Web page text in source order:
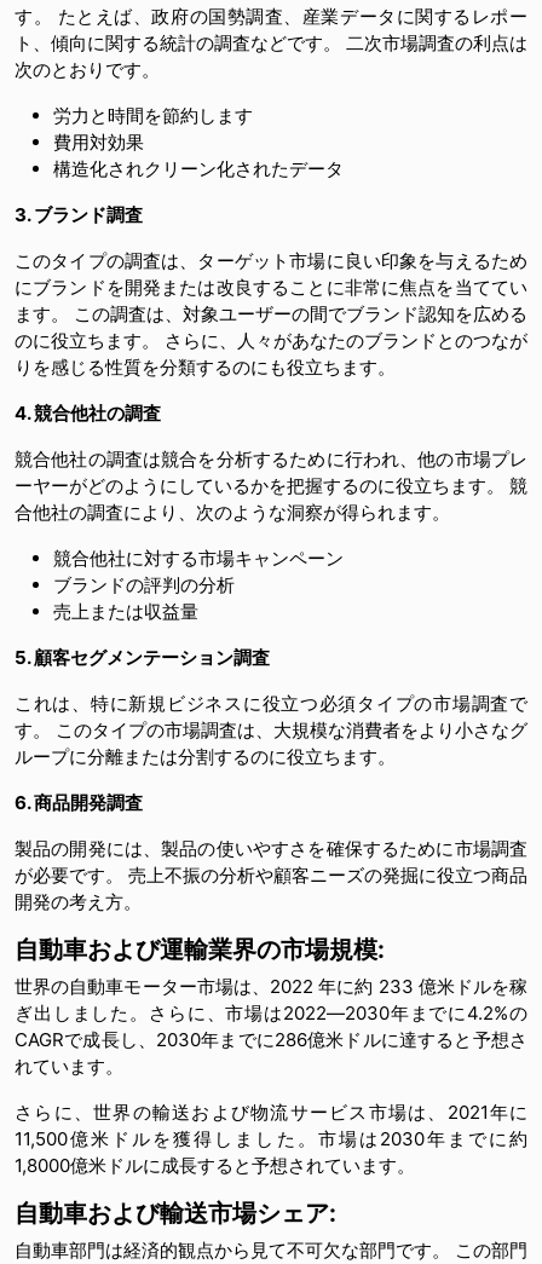
す。 たとえば、政府の国勢調査、産業データに関するレポー
ト、傾向に関する統計の調査などです。 二次市場調査の利点は
次のとおりです。
労力と時間を節約します
費用対効果
構造化されクリーン化されたデータ
3. ブランド調査
このタイプの調査は、ターゲット市場に良い印象を与えるため
にブランドを開発または改良することに非常に焦点を当ててい
ます。 この調査は、対象ユーザーの間でブランド認知を広める
のに役立ちます。 さらに、人々があなたのブランドとのつなが
りを感じる性質を分類するのにも役立ちます。
4. 競合他社の調査
競合他社の調査は競合を分析するために行われ、他の市場プレ
ーヤーがどのようにしているかを把握するのに役立ちます。 競
合他社の調査により、次のような洞察が得られます。
競合他社に対する市場キャンペーン
ブランドの評判の分析
売上または収益量
5. 顧客セグメンテーション調査
これは、特に新規ビジネスに役立つ必須タイプの市場調査で
す。 このタイプの市場調査は、大規模な消費者をより小さなグ
ループに分離または分割するのに役立ちます。
6. 商品開発調査
製品の開発には、製品の使いやすさを確保するために市場調査
が必要です。 売上不振の分析や顧客ニーズの発掘に役立つ商品
開発の考え方。
自動車および運輸業界の市場規模:
世界の自動車モーター市場は、2022 年に約 233 億米ドルを稼
ぎ出しました。さらに、市場は2022―2030年までに4.2%の
CAGRで成長し、2030年までに286億米ドルに達すると予想さ
れています。
さらに、世界の輸送および物流サービス市場は、2021年に
11,500億米ドルを獲得しました。市場は2030年までに約
1,8000億米ドルに成長すると予想されています。
自動車および輸送市場シェア:
自動車部門は経済的観点から見て不可欠な部門です。 この部門